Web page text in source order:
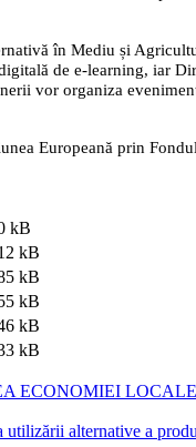
în Mediu și
de e-learning, iar
vor organiza
Europeană prin
kB
kB
kB
kB
kB
kB
ECONOMIEI
alternative a